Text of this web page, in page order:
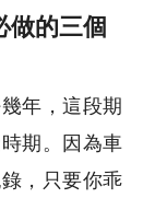
做的三個
年，這段期
期。因為車
，只要你乖